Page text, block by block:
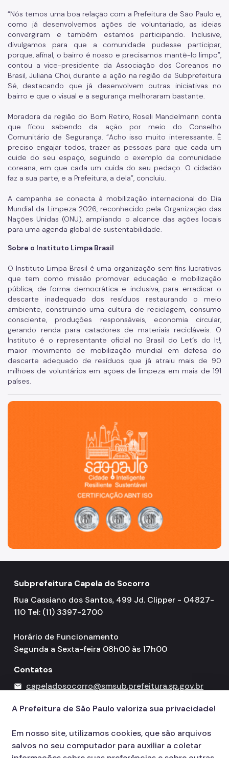
“Nós temos uma boa relação com a Prefeitura de São Paulo e,
como já desenvolvemos ações de voluntariado, as ideias
convergiram e também estamos participando. Inclusive,
divulgamos para que a comunidade pudesse participar,
porque, afinal, o bairro é nosso e precisamos mantê-lo limpo”,
contou a vice-presidente da Associação dos Coreanos no
Brasil, Juliana Choi, durante a ação na região da Subprefeitura
Sé, destacando que já desenvolvem outras iniciativas no
bairro e que o visual e a segurança melhoraram bastante.
Moradora da região do Bom Retiro, Roseli Mandelmann conta
que ficou sabendo da ação por meio do Conselho
Comunitário de Segurança. “Acho isso muito interessante. É
preciso engajar todos, trazer as pessoas para que cada um
cuide do seu espaço, seguindo o exemplo da comunidade
coreana, em que cada um cuida do seu pedaço. O cidadão
faz a sua parte, e a Prefeitura, a dela”, concluiu.
A campanha se conecta à mobilização internacional do Dia
Mundial da Limpeza 2026, reconhecido pela Organização das
Nações Unidas (ONU), ampliando o alcance das ações locais
para uma agenda global de sustentabilidade.
Sobre o Instituto Limpa Brasil
O Instituto Limpa Brasil é uma organização sem fins lucrativos
que tem como missão promover educação e mobilização
pública, de forma democrática e inclusiva, para erradicar o
descarte inadequado dos resíduos restaurando o meio
ambiente, construindo uma cultura de reciclagem, consumo
consciente, produções responsáveis, economia circular,
gerando renda para catadores de materiais recicláveis. O
Instituto é o representante oficial no Brasil do Let´s do It!,
maior movimento de mobilização mundial em defesa do
descarte adequado de resíduos que já atraiu mais de 90
milhões de voluntários em ações de limpeza em mais de 191
países.
São Paulo, cidade inteligente, resiliente e sustentável
Subprefeitura Capela do Socorro
Rua Cassiano dos Santos, 499 Jd. Clipper - 04827-
110 Tel: (11) 3397-2700
Horário de Funcionamento
Segunda a Sexta-feira 08h00 às 17h00
Contatos
mail capeladosocorro@smsub.prefeitura.sp.gov.br
A Prefeitura de São Paulo valoriza sua privacidade!
Em nosso site, utilizamos cookies, que são arquivos
salvos no seu computador para auxiliar a coletar